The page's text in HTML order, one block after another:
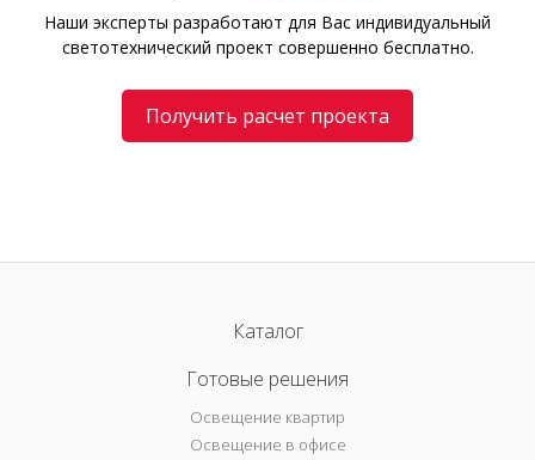
Наши эксперты разработают для Вас индивидуальный
светотехнический проект совершенно бесплатно.
Получить расчет проекта
Каталог
Готовые решения
Освещение квартир
Освещение в офисе